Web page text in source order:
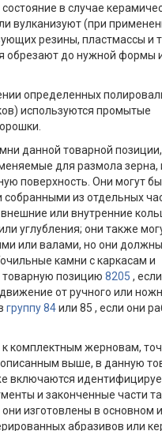
в случае
вулканизуют (при
резины, пластмассы и
обрезают до нужной формы
определенных
используются промытые
данной товарной
для размола зерна,
поверхность. Они могут
из отдельных
или внутренние
углубления; они также
или валами, но они
камни с каркасам и
позицию 8205 ,
от ручного или
группу 84или 85 , если они
к комплектным жерновам,
выше, в данную
включаются
и законченные части
изготовлены в основном
абразивов или